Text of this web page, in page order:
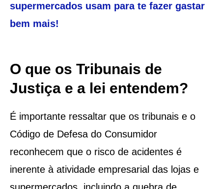
supermercados usam para te fazer gastar
bem mais!
O que os Tribunais de
Justiça e a lei entendem?
É importante ressaltar que os tribunais e o
Código de Defesa do Consumidor
reconhecem que o risco de acidentes é
inerente à atividade empresarial das lojas e